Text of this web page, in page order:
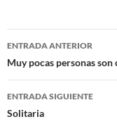
o
o
e
r
Navegación
de
entradas
ENTRADA ANTERIOR
Muy pocas personas son
ENTRADA SIGUIENTE
Solitaria